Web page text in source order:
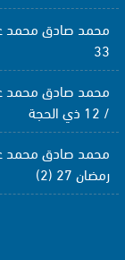
33
/ 12 ذي الحجة
رمضان 27 (2)